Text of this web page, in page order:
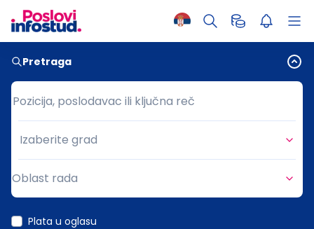
Pretraga
Pozicija, poslodavac ili ključna reč
Pozicija, poslodavac ili ključna reč
Grad
Izaberite grad
Oblast rada
Plata u oglasu